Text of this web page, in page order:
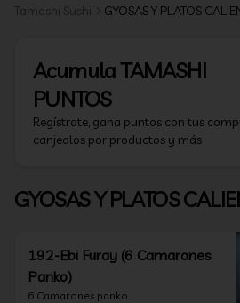
Tamashi Sushi GYOSAS Y PLATOS
AcumulaTAMASHI
PUNTOS
Regístrate, gana puntos con tus
canjealos por productos y más
GYOSAS Y PLATOS
192-Ebi Furay (6 Camarones
Panko)
6 Camarones panko.